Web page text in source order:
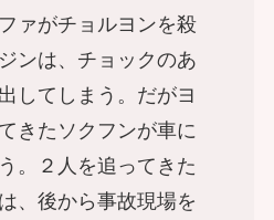
ァがチョルヨンを殺
ンは、チョックのあ
してしまう。だがヨ
きたソクフンが車に
。２人を追ってきた
、後から事故現場を